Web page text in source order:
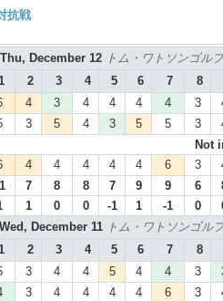
抗戦
Thu, December 12 トム・ワトソンゴル
2 3 4 5 6 7 8
4 3 4 4 4 4 3
3 5 4 3 5 5 3
Not
4 4 4 4 4 6 3
7 8 8 7 9 9 6
1 0 0 -1 1 -1 0
Wed, December 11 トム・ワトソンゴル
2 3 4 5 6 7 8
3 4 4 5 4 4 3
3 4 4 4 4 6 3